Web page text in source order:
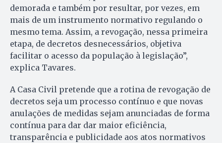
demorada e também por resultar, por vezes, em
mais de um instrumento normativo regulando o
mesmo tema. Assim, a revogação, nessa primeira
etapa, de decretos desnecessários, objetiva
facilitar o acesso da população à legislação”,
explica Tavares.
A Casa Civil pretende que a rotina de revogação de
decretos seja um processo contínuo e que novas
anulações de medidas sejam anunciadas de forma
contínua para dar dar maior eficiência,
transparência e publicidade aos atos normativos